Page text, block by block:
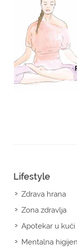
Lifestyle
Zdrava hrana
Zona zdravlja
Apotekar u kući
Mentalna